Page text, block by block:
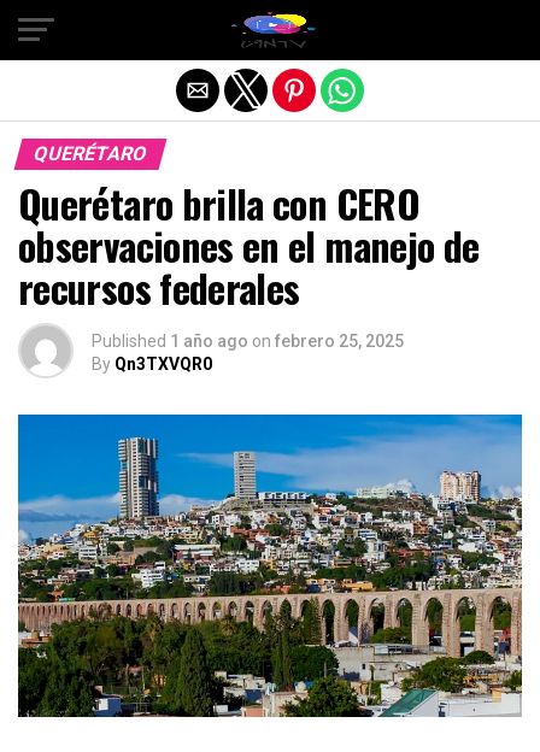
QUERÉTARO
Querétaro brilla con CERO
observaciones en el manejo de
recursos federales
Published 1 año ago on febrero 25, 2025
By Qn3TXVQR0
Salir de la versión móvil